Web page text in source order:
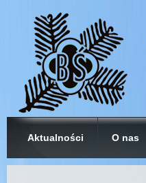
Aktualności O nas